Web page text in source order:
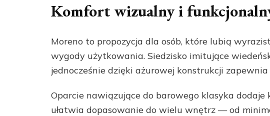
Komfort wizualny i
Moreno to propozycja dla osób, które lubią
wygody użytkowania. Siedzisko imitujące
jednocześnie dzięki ażurowej konstrukcji
Oparcie nawiązujące do barowego klasyka dodaje
ułatwia dopasowanie do wielu wnętrz — od